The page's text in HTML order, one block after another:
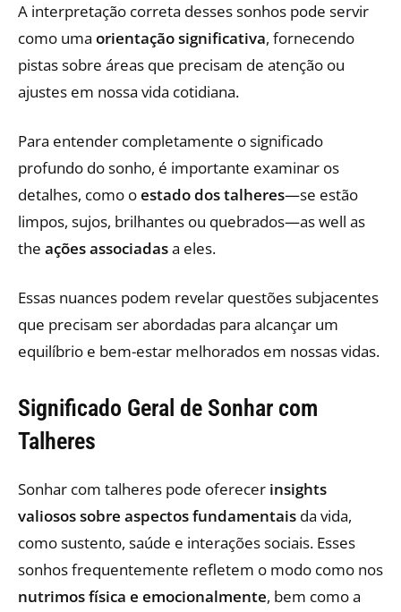
A interpretação correta desses sonhos pode servir
como uma orientação significativa, fornecendo
pistas sobre áreas que precisam de atenção ou
ajustes em nossa vida cotidiana.
Para entender completamente o significado
profundo do sonho, é importante examinar os
detalhes, como oestado dos talheres—se estão
limpos, sujos, brilhantes ou quebrados—as well as
the ações associadasa eles.
Essas nuances podem revelar questões subjacentes
que precisam ser abordadas para alcançar um
equilíbrio e bem-estar melhorados em nossas vidas.
Significado Geral de Sonhar com
Talheres
Sonhar com talheres pode oferecer insights
valiosos sobre aspectos fundamentais da vida,
como sustento, saúde e interações sociais. Esses
sonhos frequentemente refletem o modo como nos
nutrimos física e emocionalmente, bem como a